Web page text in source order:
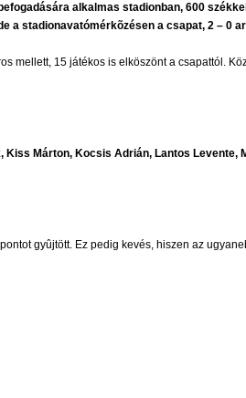
alkalmas stadionban, 600
a stadionavatómérkõzésen a csapat, 2 – 0
mellett, 15 játékos is elköszönt a csapattól.
Márton, Kocsis Adrián, Lantos
gyûjtött. Ez pedig kevés, hiszen az